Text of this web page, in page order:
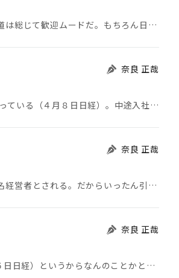
TSMCに続いてマイクロソフトも日本に巨額投資をする。報道は総じて歓迎ムードだ。もちろん日本の技術…
奈良 正哉
２０２４年度の採用計画では、中途採用は４３％と５割に迫っている（４月８日日経）。中途入社はごく一般…
奈良 正哉
アクティビストを撃退したディズニーのボブ・アイガー氏は名経営者とされる。だからいったん引退した後に…
奈良 正哉
ディズニーがアクティビスト対策に5,000億円使った（４月５日日経）というからなんのことかと思った…